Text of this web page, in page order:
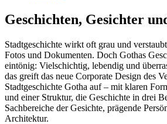
Geschichten, Gesichter
Stadtgeschichte wirkt oft grau und
Fotos und Dokumenten. Doch Gothas
eintönig: Vielschichtig, lebendig und
das greift das neue Corporate Design des
Stadtgeschichte Gotha auf – mit klaren
und einer Struktur, die Geschichte in drei
Sachbereiche der Gesichte, prägende
Architektur.